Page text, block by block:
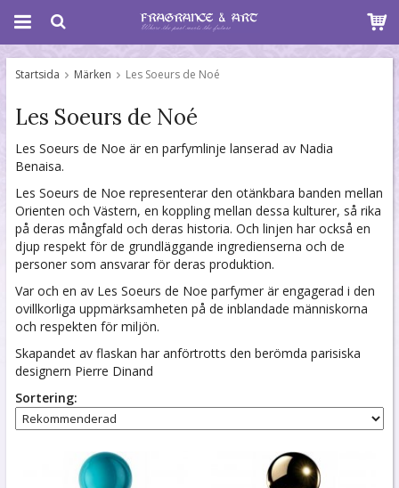
Startsida Märken Les Soeurs de Noé
Les Soeurs de Noé
Les Soeurs de Noe är en parfymlinje lanserad av Nadia
Benaisa.
Les Soeurs de Noe representerar den otänkbara banden mellan
Orienten och Västern, en koppling mellan dessa kulturer, så rika
på deras mångfald och deras historia. Och linjen har också en
djup respekt för de grundläggande ingredienserna och de
personer som ansvarar för deras produktion.
Var och en av Les Soeurs de Noe parfymer är engagerad i den
ovillkorliga uppmärksamheten på de inblandade människorna
och respekten för miljön.
Skapandet av flaskan har anförtrotts den berömda parisiska
designern Pierre Dinand
Sortering: